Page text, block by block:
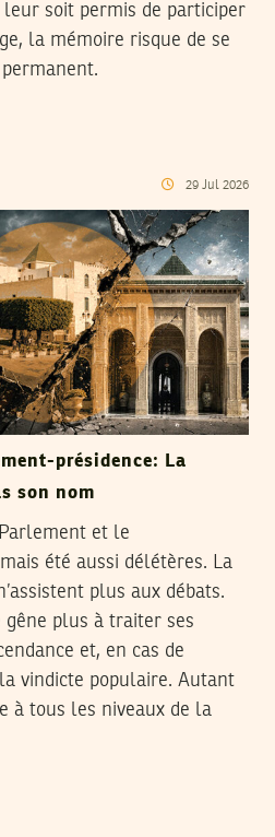
leur soit permis de participer
la mémoire risque de se
29 Jul 2026
présidence: La
son nom
et le
été aussi délétères. La
plus aux débats.
gêne plus à traiter ses
et, en cas de
vindicte populaire. Autant
à tous les niveaux de la